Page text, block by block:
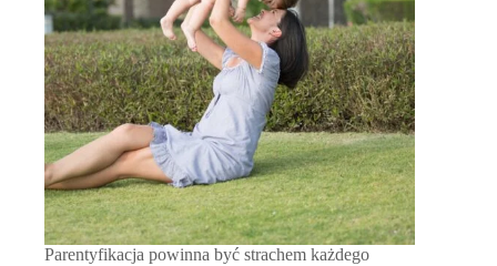
Parentyfikacja powinna być strachem każdego